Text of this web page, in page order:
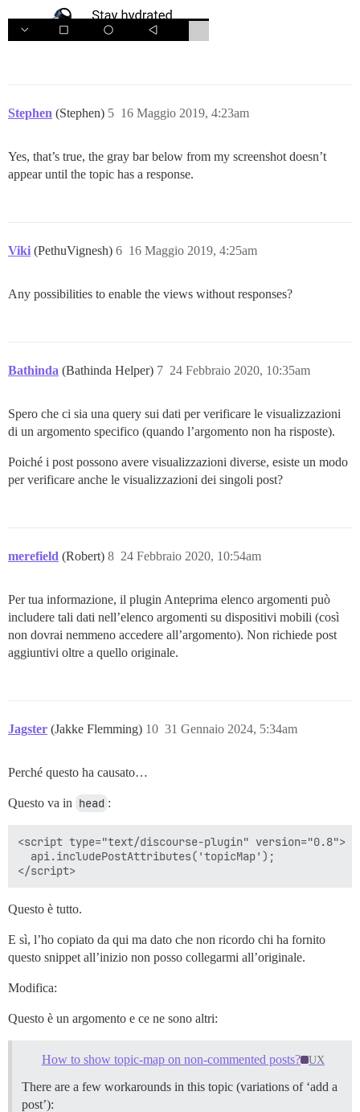
Stephen (Stephen) 16 Maggio 2019, 4:23am
5
Yes, that’s true, the gray bar below from my screenshot doesn’t
appear until the topic has a response.
Viki (PethuVignesh) 16 Maggio 2019, 4:25am
6
Any possibilities to enable the views without responses?
Bathinda (Bathinda Helper) 24 Febbraio 2020, 10:35am
7
Spero che ci sia una query sui dati per verificare le visualizzazioni
di un argomento specifico (quando l’argomento non ha risposte).
Poiché i post possono avere visualizzazioni diverse, esiste un modo
per verificare anche le visualizzazioni dei singoli post?
merefield (Robert) 24 Febbraio 2020, 10:54am
8
Per tua informazione, il plugin Anteprima elenco argomenti può
includere tali dati nell’elenco argomenti su dispositivi mobili (così
non dovrai nemmeno accedere all’argomento). Non richiede post
aggiuntivi oltre a quello originale.
Jagster (Jakke Flemming) 31 Gennaio 2024, 5:34am
10
Perché questo ha causato…
Questo va in head :
<script type="text/discourse-plugin" version="0.8">
  api.includePostAttributes('topicMap');
Questo è tutto.
E sì, l’ho copiato da qui ma dato che non ricordo chi ha fornito
questo snippet all’inizio non posso collegarmi all’originale.
Modifica:
Questo è un argomento e ce ne sono altri:
How to show topic-map on non-commented posts? UX
There are a few workarounds in this topic (variations of ‘add a
post’):